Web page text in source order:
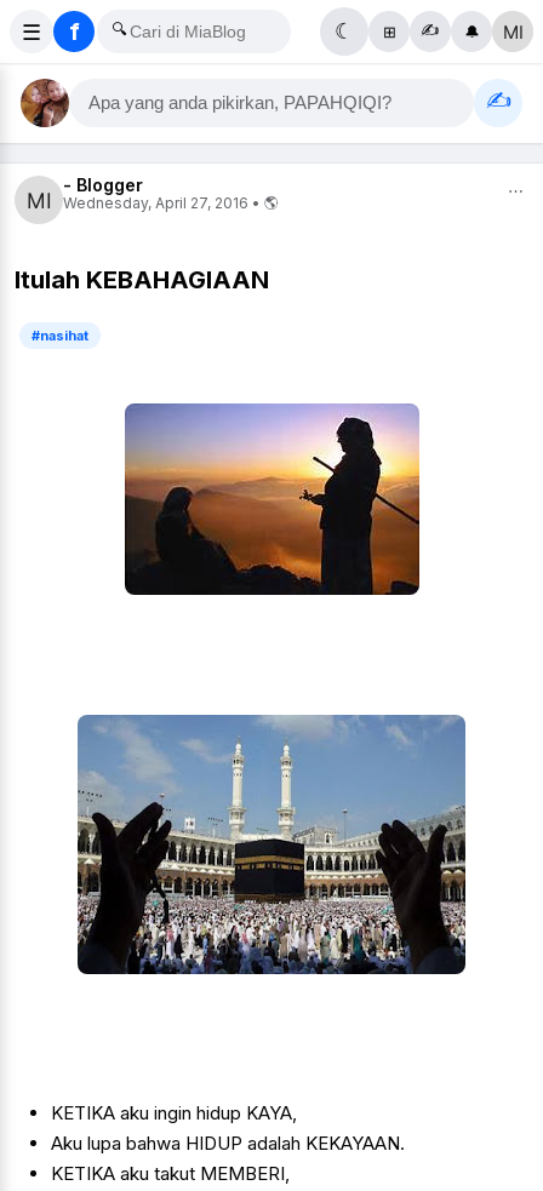
☰ f 🔍 ☾ ⊞ ✍️ 🔔
Apa yang anda pikirkan, PAPAHQIQI? ✍️
- Blogger
Wednesday, April 27, 2016 • 🌎
⋯
Itulah KEBAHAGIAAN
#nasihat
KETIKA aku ingin hidup KAYA,
Aku lupa bahwa HIDUP adalah KEKAYAAN.
KETIKA aku takut MEMBERI,